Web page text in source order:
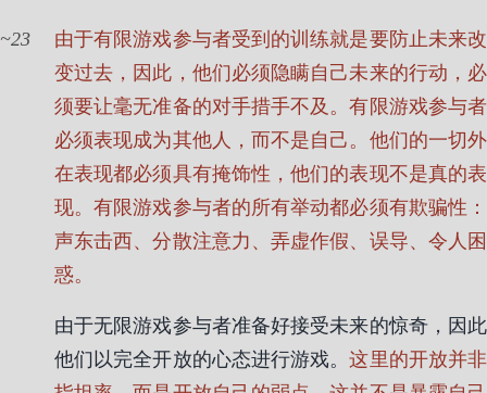
23
由于有限游戏参与者受到的训练就是要防止未来改
变过去，因此，他们必须隐瞒自己未来的行动，必
须要让毫无准备的对手措手不及。有限游戏参与者
必须表现成为其他人，而不是自己。他们的一切外
在表现都必须具有掩饰性，他们的表现不是真的表
现。有限游戏参与者的所有举动都必须有欺骗性：
声东击西、分散注意力、弄虚作假、误导、令人困
惑。
由于无限游戏参与者准备好接受未来的惊奇，因此
他们以完全开放的心态进行游戏。这里的开放并非